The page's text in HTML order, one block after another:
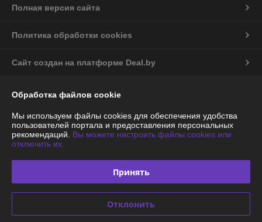
Полная версия сайта
Политика обработки cookies
Сайт создан на платформе Deal.by
Информация для покупателя
220019, г. Минск, ул. Монтажников, д. 9, оф.74
Регистрационный орган: Минский горисполком
Обработка файлов cookie
Мы используем файлы cookies для обеспечения удобства
пользователей портала и предоставления персональных
рекомендаций. Вы можете настроить файлы cookies или
отключить их.
Принять
Отклонить